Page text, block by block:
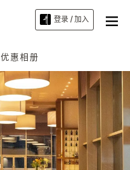
登录 / 加入
优惠相册